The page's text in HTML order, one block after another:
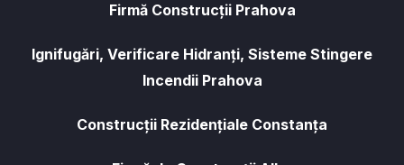
Firmă Construcții Prahova
Ignifugări, Verificare Hidranți, Sisteme Stingere
Incendii Prahova
Construcții Rezidențiale Constanța